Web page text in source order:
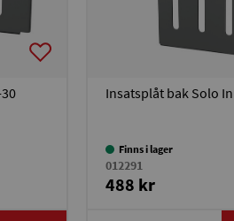
Insatsplåt bak Solo
Finns i lager
012291
488 kr